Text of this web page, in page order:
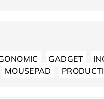
GADGET
MOUSEPAD